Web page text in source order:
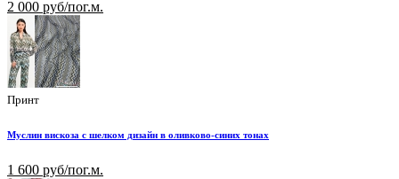
2 000 руб/пог.м.
Принт
Муслин вискоза с шелком дизайн в оливково-синих тонах
1 600 руб/пог.м.